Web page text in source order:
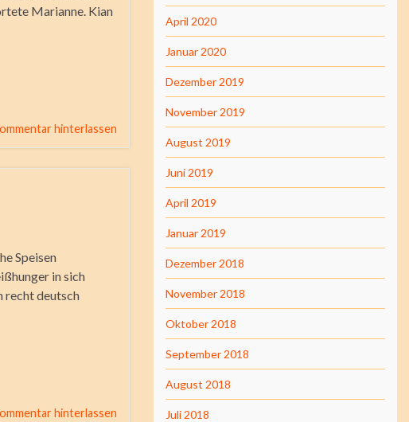
Marianne. Kian
hinterlassen
Speisen
in sich
recht deutsch
hinterlassen
April 2020
Januar 2020
Dezember 2019
November 2019
August 2019
Juni 2019
April 2019
Januar 2019
Dezember 2018
November 2018
Oktober 2018
September 2018
August 2018
Juli 2018